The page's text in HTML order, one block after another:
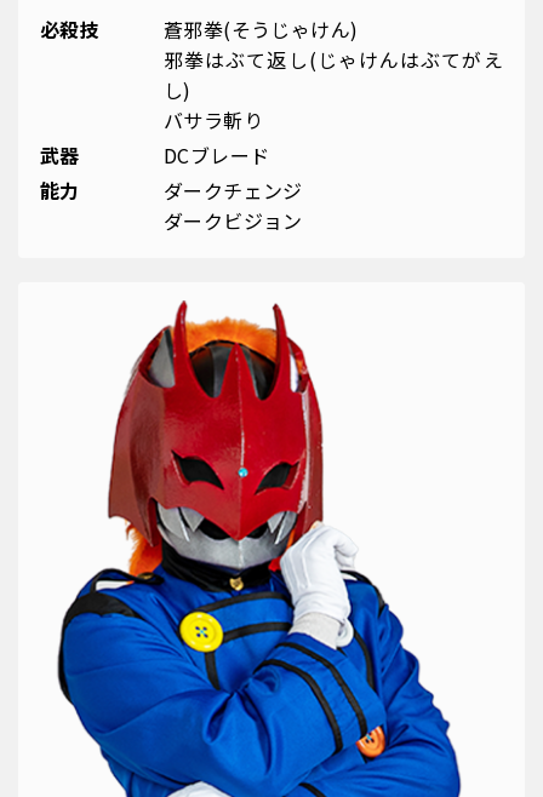
必殺技
蒼邪拳(そうじゃけん)
邪拳はぶて返し(じゃけんはぶてがえ
し)
バサラ斬り
武器
DCブレード
能力
ダークチェンジ
ダークビジョン